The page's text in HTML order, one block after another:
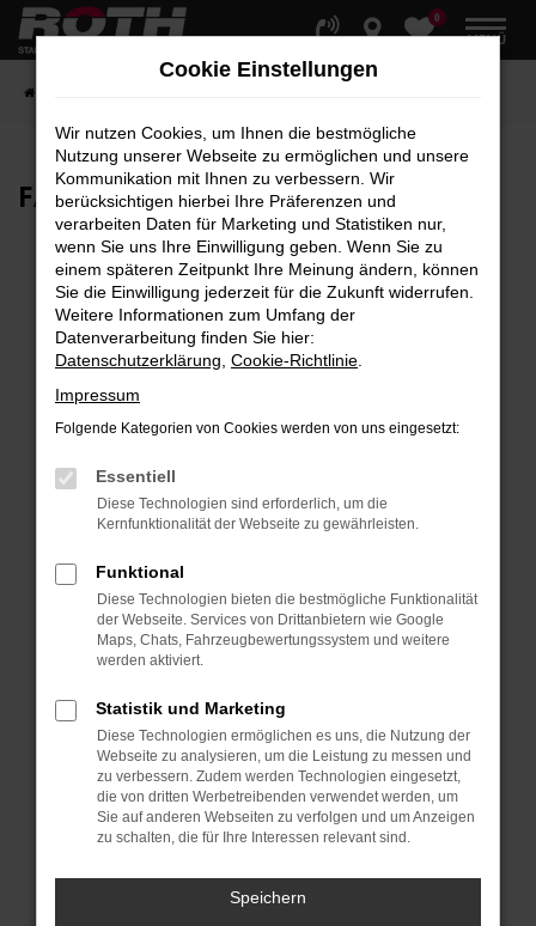
Zum
Hauptinhalt
0
MENÜ
FAHRZEUG-SHOWROOM
Fehler: Network Error
Beim Laden ist ein Fehler aufgetreten.
Hier sind ein paar Tipps, die dir helfen können:
Überprüfe deine Firewall und deine
Laden andere Webseiten, zum Beispiel deine
Suchmaschine?
Prüfe deine Browsererweiterungen.
Manche Erweiterungen, wie Werbeblocker,
können das Laden bestimmter Seiten
verhindern. Funktioniert die Seite in einem
anderen Browser oder in einem privaten
Fenster?
Starte dein Gerät neu.
Das kann manchmal helfen, vorübergehende
Probleme zu beheben.
Stelle sicher, dass dein Browser und dein
Betriebssystem auf dem neuesten Stand
sind.
Sicherheitsrisiko, sondern kann auch dazu
Cookie Einstellungen
Wir nutzen Cookies, um Ihnen die bestmögliche
Nutzung unserer Webseite zu ermöglichen und unsere
Kommunikation mit Ihnen zu verbessern. Wir
berücksichtigen hierbei Ihre Präferenzen und
verarbeiten Daten für Marketing und Statistiken nur,
wenn Sie uns Ihre Einwilligung geben. Wenn Sie zu
einem späteren Zeitpunkt Ihre Meinung ändern, können
Sie die Einwilligung jederzeit für die Zukunft widerrufen.
Weitere Informationen zum Umfang der
Datenverarbeitung finden Sie hier:
Datenschutzerklärung Cookie-Richtlinie
Impressum
Folgende Kategorien von Cookies werden von uns eingesetzt:
Essentiell
Diese Technologien sind erforderlich, um die
Kernfunktionalität der Webseite zu gewährleisten.
Funktional
Diese Technologien bieten die bestmögliche Funktionalität
der Webseite. Services von Drittanbietern wie Google
Maps, Chats, Fahrzeugbewertungssystem und weitere
werden aktiviert.
Statistik und Marketing
Diese Technologien ermöglichen es uns, die Nutzung der
Webseite zu analysieren, um die Leistung zu messen und
zu verbessern. Zudem werden Technologien eingesetzt,
die von dritten Werbetreibenden verwendet werden, um
Sie auf anderen Webseiten zu verfolgen und um Anzeigen
zu schalten, die für Ihre Interessen relevant sind.
Speichern